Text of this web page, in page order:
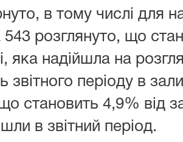
в тому числі для
543 розглянуто, що
яка надійшла на
звітного періоду в
становить 4,9% від
в звітний період.